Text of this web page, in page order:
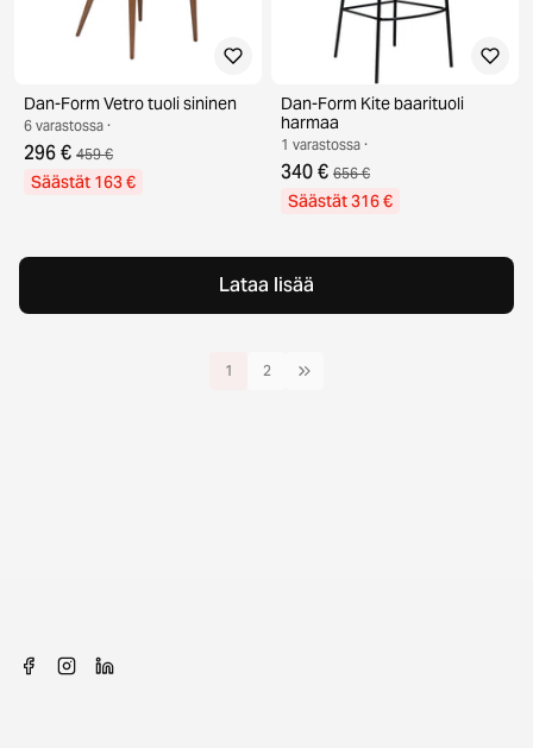
Dan-Form Vetro tuoli sininen
6 varastossa ·
296 € 459 €
Säästät 163 €
Dan-Form Kite baarituoli
harmaa
1 varastossa ·
340 € 656 €
Säästät 316 €
Lataa lisää
1 2